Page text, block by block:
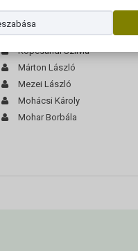
Király Tibor
Kiss Ilona
Kopcsándi Szilvia
Márton László
Mezei László
Mohácsi Károly
Mohar Borbála